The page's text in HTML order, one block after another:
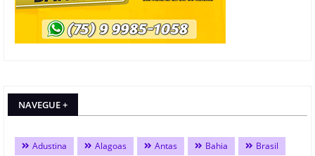
NAVEGUE +
Adustina Alagoas Antas Bahia
Brasil